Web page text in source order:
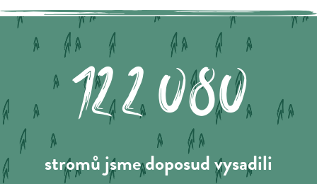
122.080
stromů jsme doposud vysadili